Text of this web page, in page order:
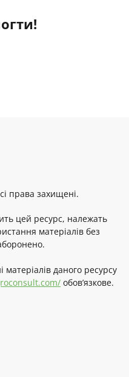
права захищені.
цей ресурс, належать
матеріалів без
даного ресурсу
обов’язкове.